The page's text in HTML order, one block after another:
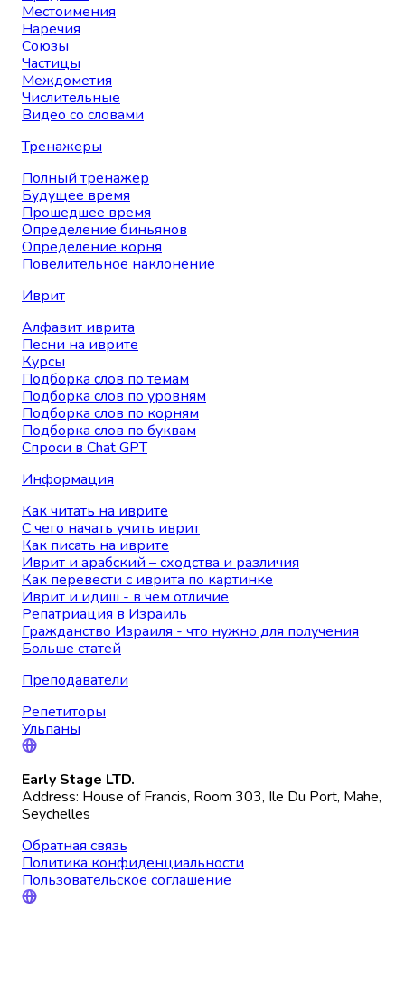
Местоимения
Наречия
Союзы
Частицы
Междометия
Числительные
Видео со словами
Тренажеры
Полный тренажер
Будущее время
Прошедшее время
Определение биньянов
Определение корня
Повелительное наклонение
Иврит
Алфавит иврита
Песни на иврите
Курсы
Подборка слов по темам
Подборка слов по уровням
Подборка слов по корням
Подборка слов по буквам
Спроси в Chat GPT
Информация
Как читать на иврите
С чего начать учить иврит
Как писать на иврите
Иврит и арабский – сходства и различия
Как перевести с иврита по картинке
Иврит и идиш - в чем отличие
Репатриация в Израиль
Гражданство Израиля - что нужно для получения
Больше статей
Преподаватели
Репетиторы
Ульпаны
Early Stage LTD.
Address: House of Francis, Room 303, Ile Du Port, Mahe,
Seychelles
Обратная связь
Политика конфиденциальности
Пользовательское соглашение